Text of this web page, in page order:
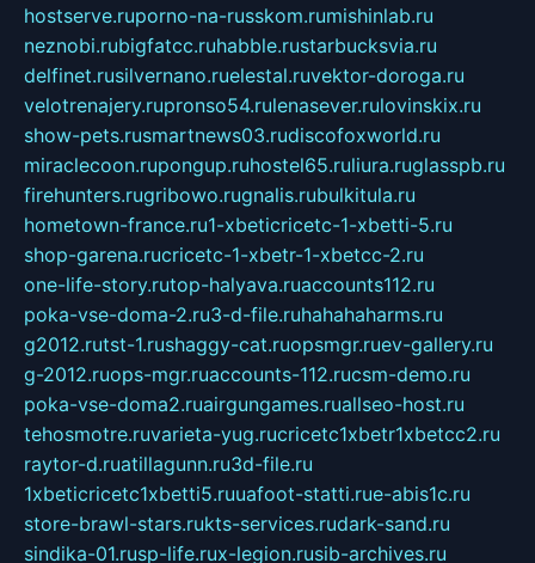
hostserve.ruporno-na-russkom.rumishinlab.ru
neznobi.rubigfatcc.ruhabble.rustarbucksvia.ru
delfinet.rusilvernano.ruelestal.ruvektor-doroga.ru
velotrenajery.rupronso54.rulenasever.rulovinskix.ru
show-pets.rusmartnews03.rudiscofoxworld.ru
miraclecoon.rupongup.ruhostel65.ruliura.ruglasspb.ru
firehunters.rugribowo.rugnalis.rubulkitula.ru
hometown-france.ru1-xbeticricetc-1-xbetti-5.ru
shop-garena.rucricetc-1-xbetr-1-xbetcc-2.ru
one-life-story.rutop-halyava.ruaccounts112.ru
poka-vse-doma-2.ru3-d-file.ruhahahaharms.ru
g2012.rutst-1.rushaggy-cat.ruopsmgr.ruev-gallery.ru
g-2012.ruops-mgr.ruaccounts-112.rucsm-demo.ru
poka-vse-doma2.ruairgungames.ruallseo-host.ru
tehosmotre.ruvarieta-yug.rucricetc1xbetr1xbetcc2.ru
raytor-d.ruatillagunn.ru3d-file.ru
1xbeticricetc1xbetti5.ruuafoot-statti.rue-abis1c.ru
store-brawl-stars.rukts-services.rudark-sand.ru
sindika-01.rusp-life.rux-legion.rusib-archives.ru